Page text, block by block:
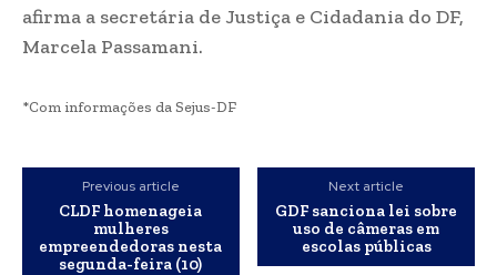
afirma a secretária de Justiça e Cidadania do DF,
Marcela Passamani.
*Com informações da Sejus-DF
Previous article
CLDF homenageia
mulheres
empreendedoras nesta
segunda-feira (10)
Next article
GDF sanciona lei sobre
uso de câmeras em
escolas públicas